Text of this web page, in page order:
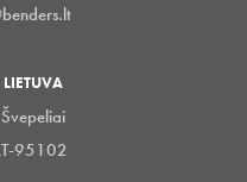
LIETUVA
95102